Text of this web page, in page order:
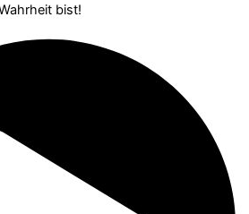
bist!